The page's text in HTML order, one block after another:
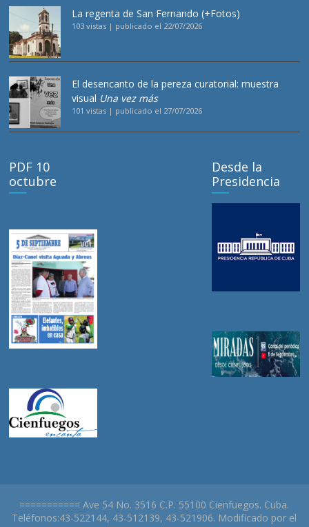
La regenta de San Fernando (+Fotos)
103 vistas | publicado el 22/07/2026
El desencanto de la pereza curatorial: muestra
visual Una vez más
101 vistas | publicado el 27/07/2026
PDF 10
octubre
Desde la
Presidencia
=========== Ave 54 No. 3516 C.P. 55100 Cienfuegos. Cuba.
Teléfonos:43-522144, 43-512139, 43-521906. Modificado por el